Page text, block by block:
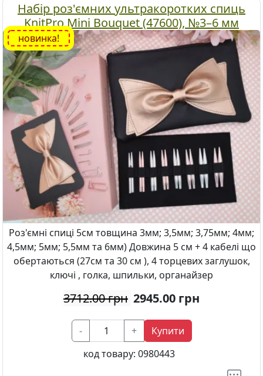
Набір роз'ємних ультракоротких спиць
KnitPro Mini Bouquet (47600), №3–6 мм
новинка!
Роз'ємні спиці 5см товщина 3мм; 3,5мм; 3,75мм; 4мм;
4,5мм; 5мм; 5,5мм та 6мм) Довжина 5 см + 4 кабелі що
обертаються (27см та 30 см ), 4 торцевих заглушок,
ключі , голка, шпильки, органайзер
3712.00 грн 2945.00 грн
- +
Купити
код товару: 0980443